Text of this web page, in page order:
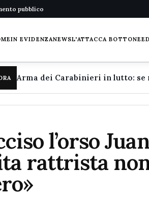
pubblico
IN EVIDENZANEWSL'ATTACCA BOTTONE
l’orso
rattrista